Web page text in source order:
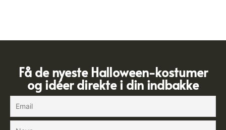
Få de nyeste Halloween-kostumer
og idéer direkte i din indbakke